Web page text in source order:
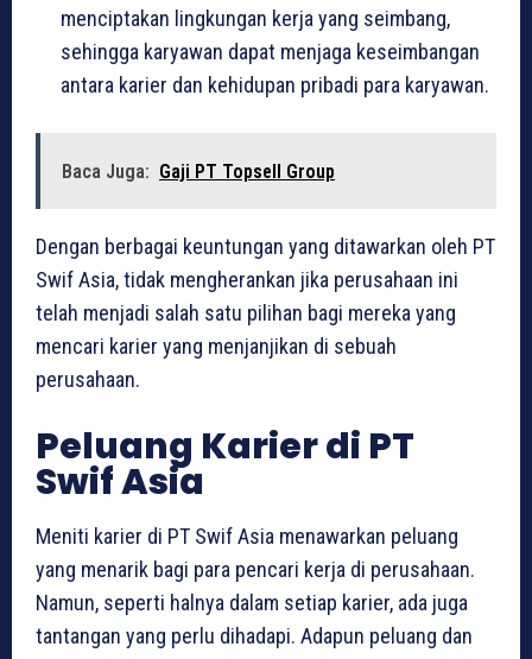
menciptakan lingkungan kerja yang seimbang,
sehingga karyawan dapat menjaga keseimbangan
antara karier dan kehidupan pribadi para karyawan.
Baca Juga: Gaji PT Topsell Group
Dengan berbagai keuntungan yang ditawarkan oleh PT
Swif Asia, tidak mengherankan jika perusahaan ini
telah menjadi salah satu pilihan bagi mereka yang
mencari karier yang menjanjikan di sebuah
perusahaan.
Peluang Karier di PT
Swif Asia
Meniti karier di PT Swif Asia menawarkan peluang
yang menarik bagi para pencari kerja di perusahaan.
Namun, seperti halnya dalam setiap karier, ada juga
tantangan yang perlu dihadapi. Adapun peluang dan